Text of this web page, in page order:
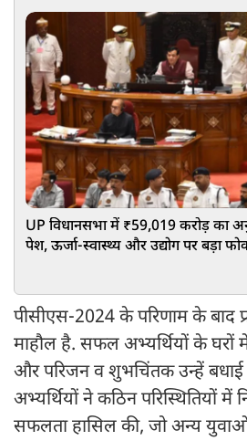
UP विधानसभा में ₹59,019 करोड़ का
पेश, ऊर्जा-स्वास्थ्य और उद्योग पर बड़ा
पीसीएस-2024 के परिणाम के बाद
माहौल है. सफल अभ्यर्थियों के घरों
और परिजन व शुभचिंतक उन्हें
अभ्यर्थियों ने कठिन परिस्थितियों
सफलता हासिल की, जो अन्य युवाओं